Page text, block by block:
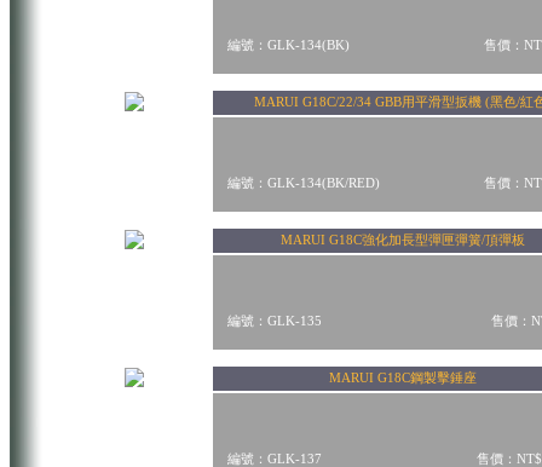
編號：GLK-134(BK) 售價：
MARUI G18C/22/34 GBB用平滑型扳機 (黑色/紅
編號：GLK-134(BK/RED) 售價：
MARUI G18C強化加長型彈匣彈簧/頂彈板
編號：GLK-135 售價：
MARUI G18C鋼製擊錘座
編號：GLK-137 售價：